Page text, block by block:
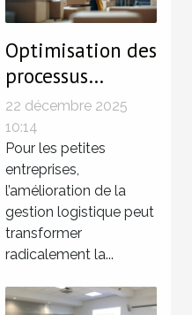
Optimisation des
processus
logistiques pour
petites
entreprises
22 décembre 2025
10:14
Pour les petites
entreprises,
l’amélioration de la
gestion logistique peut
transformer
radicalement la...